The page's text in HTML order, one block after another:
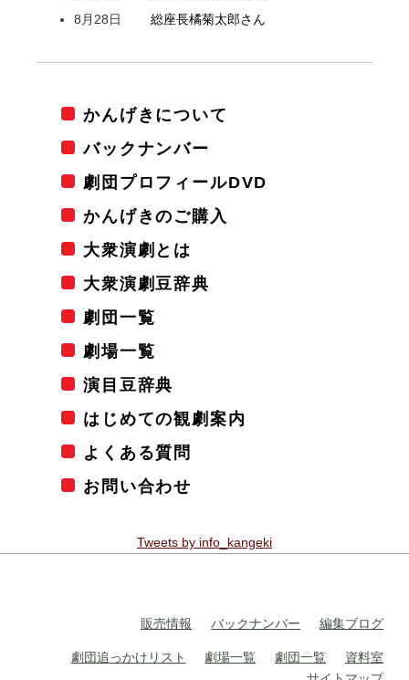
8月28日
総座長橘菊太郎さん
かんげきについて
バックナンバー
劇団プロフィールDVD
かんげきのご購入
大衆演劇とは
大衆演劇豆辞典
劇団一覧
劇場一覧
演目豆辞典
はじめての観劇案内
よくある質問
お問い合わせ
Tweets by info_kangeki
販売情報 バックナンバー 編集ブログ
劇団追っかけリスト 劇場一覧 劇団一覧
資料室